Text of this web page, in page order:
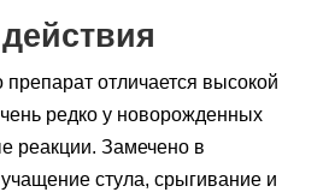
препарат отличается высокой
редко у новорожденных
реакции. Замечено в
стула, срыгивание и